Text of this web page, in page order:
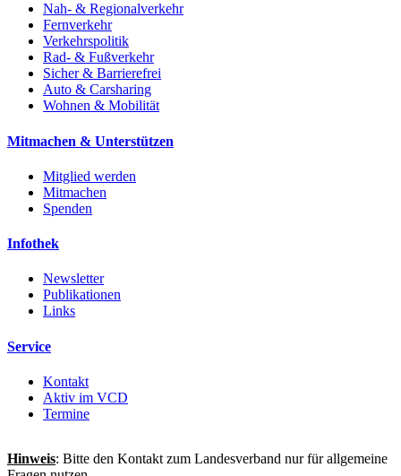
Nah- & Regionalverkehr
Fernverkehr
Verkehrspolitik
Rad- & Fußverkehr
Sicher & Barrierefrei
Auto & Carsharing
Wohnen & Mobilität
Mitmachen & Unterstützen
Mitglied werden
Mitmachen
Spenden
Infothek
Newsletter
Publikationen
Links
Service
Kontakt
Aktiv im VCD
Termine
Hinweis: Bitte den Kontakt zum Landesverband nur für allgemeine